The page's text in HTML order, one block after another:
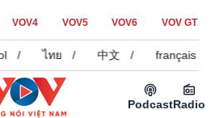
VOV4 VOV5 VOV6 VOV GT
ไทย 中文 français /
PodcastRadio